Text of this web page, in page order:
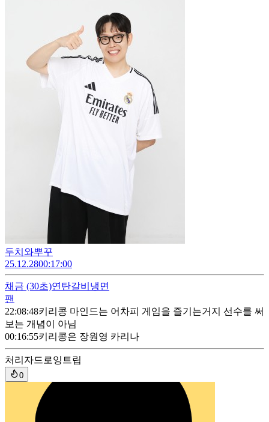
두치와뿌꾸
25.12.2800:17:00
채금 (30초)연탄갈비냉면
팬
22:08:48키리콩 마인드는 어차피 게임을 즐기는거지 선수를 써
보는 개념이 아님
00:16:55키리콩은 장원영 카리나
처리자드로잉트립
0